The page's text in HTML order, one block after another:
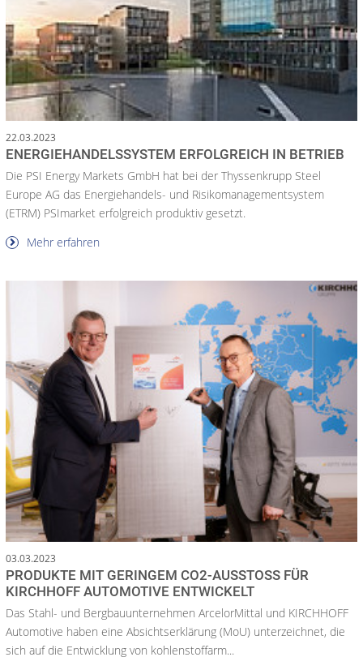
22.03.2023
ENERGIEHANDELSSYSTEM ERFOLGREICH IN BETRIEB
Die PSI Energy Markets GmbH hat bei der Thyssenkrupp Steel
Europe AG das Energiehandels- und Risikomanagementsystem
(ETRM) PSImarket erfolgreich produktiv gesetzt.
Mehr erfahren
03.03.2023
PRODUKTE MIT GERINGEM CO2-AUSSTOSS FÜR K
IRCHHOFF AUTOMOTIVE ENTWICKELT
Das Stahl- und Bergbauunternehmen ArcelorMittal und KIRCHHOFF
Automotive haben eine Absichtserklärung (MoU) unterzeichnet, die
sich auf die Entwicklung von kohlenstoffarm...